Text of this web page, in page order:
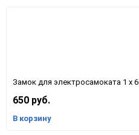
Замок для электросамоката 1 х
650 руб.
В корзину